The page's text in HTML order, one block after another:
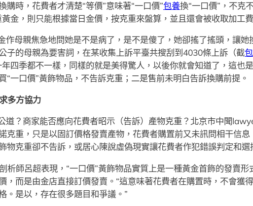
購時，花費者才清楚“等價”意味著“一口價”包養換“一口價”，不克
金，則只能根據當日金價，按克重來盤算，並且還會被收取加工
作母親焦急地問她是不是病了，是不是傻了，她卻搖了搖頭，讓她
子的母親為要害詞，在某收集上訴平臺共搜刮到4030條上訴（截
四季都不一樣，同樣的就是美得驚人，以後你就會知道了，這也
“一口價”黃飾物品，不告訴克重；二是售前未明白告訴換購前提。
多方協力
道？商家能否應向花費者昭示（告訴）產物克重？北京市中聞
克重，只是以固訂價格發賣產物，花費者購置前又未訊問相干信
物克重卻不告訴，或居心陳說虛偽現實讓花費者作犯錯誤判定和選
析師呂超表現，“一口價”黃飾物品實質上是一種黃金首飾的發賣
，而是由金店直接訂價發賣。“這意味著花費者在購置時，不會獲
。是以，存在很多題目和爭議。”